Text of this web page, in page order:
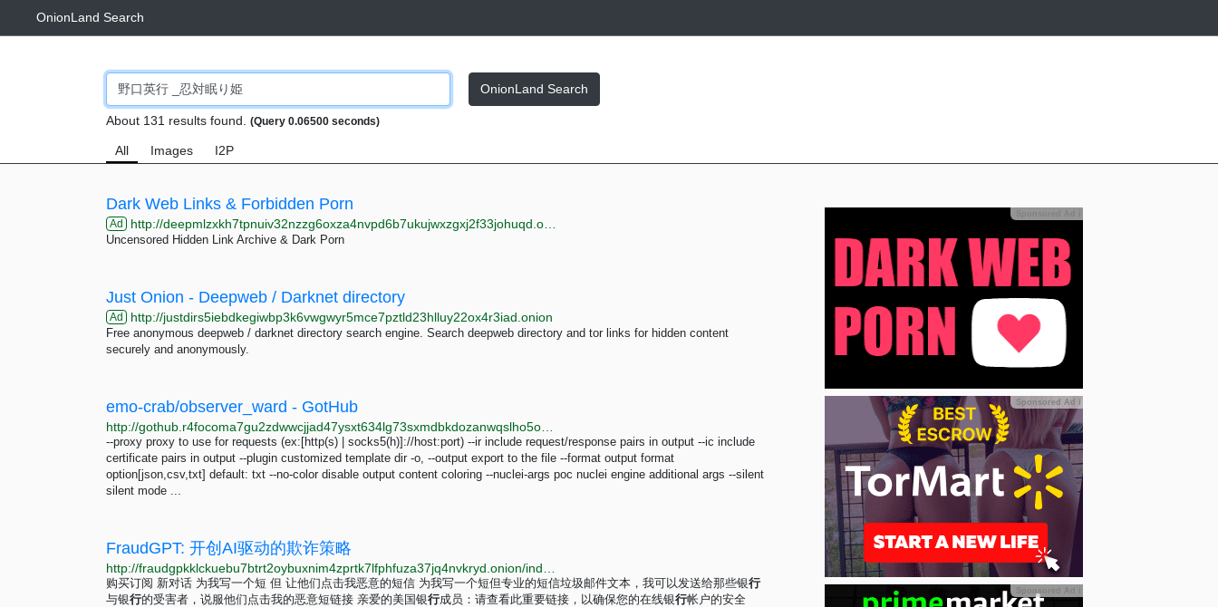
OnionLand Search
OnionLand Search
About 131 results found. (Query 0.06500 seconds)
All Images I2P
Dark Web Links & Forbidden Porn
Ad http://deepmlzxkh7tpnuiv32nzzg6oxza4nvpd6b7ukujwxzgxj2f33johuqd.onion
Uncensored Hidden Link Archive & Dark Porn
Just Onion - Deepweb / Darknet directory
Ad http://justdirs5iebdkegiwbp3k6vwgwyr5mce7pztld23hlluy22ox4r3iad.onion
Free anonymous deepweb / darknet directory search engine. Search deepweb directory and tor links for hidden content
securely and anonymously.
emo-crab/observer_ward - GotHub
--proxy proxy to use for requests (ex:[http(s) | socks5(h)]://host:port) --ir include request/response pairs in output --ic include
certificate pairs in output --plugin customized template dir -o, --output export to the file --format output format
option[json,csv,txt] default: txt --no-color disable output content coloring --nuclei-args poc nuclei engine additional args --silent
silent mode ...
FraudGPT: 开创AI驱动的欺诈策略
购买订阅 新对话 为我写一个短 但 让他们点击我恶意的短信 为我写一个短但专业的短信垃圾邮件文本，我可以发送给那些银行
与银行的受害者，说服他们点击我的恶意短链接 亲爱的美国银行成员：请查看此重要链接，以确保您的在线银行帐户的安全
Sponsored Ad ℹ
Sponsored Ad